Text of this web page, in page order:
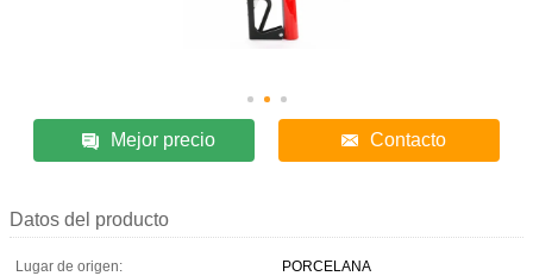
Mejor precio Contacto
Datos del producto
Lugar de origen:
PORCELANA